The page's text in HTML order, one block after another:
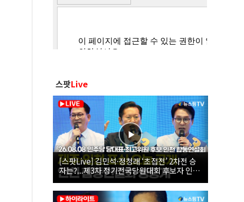
스팟Live
[스팟Live] 김민석·정청래 ‘초접전’ 2차전 승
자는?...제3차 정기전국당원대회 후보자 인천
합동연설회 생중계 | 26.08.08